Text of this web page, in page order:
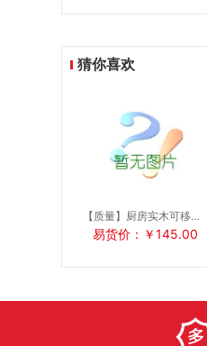
猜你喜欢
【质量】厨房实木可移动微波炉双排置物架|图片|参数
易货价：￥145.00